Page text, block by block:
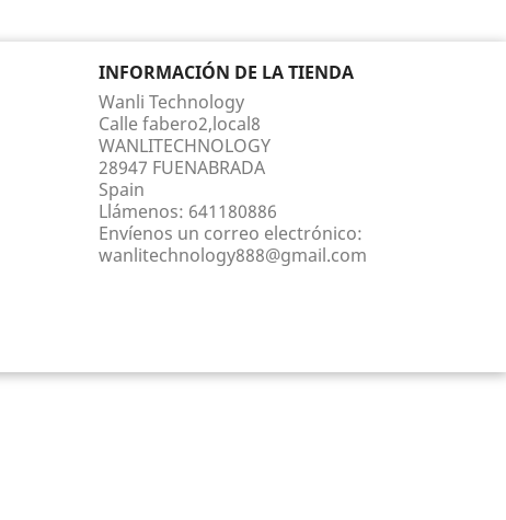
INFORMACIÓN DE LA TIENDA
Wanli Technology
Calle fabero2,local8
WANLITECHNOLOGY
28947 FUENABRADA
Spain
Llámenos: 641180886
Envíenos un correo electrónico:
wanlitechnology888@gmail.com